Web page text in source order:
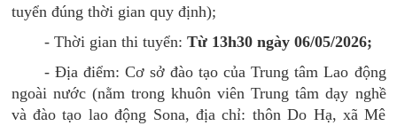
tuyển đúng thời gian quy định);
- Thời gian thi tuyển:Từ 13h30 ngày 06/05/2026;
- Địa điểm: Cơ sở đào tạo của Trung tâm Lao động
ngoài nước (nằm trong khuôn viên Trung tâm dạy nghề
và đào tạo lao động Sona, địa chỉ: thôn Do Hạ, xã Mê